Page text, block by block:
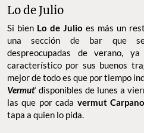
Lo de Julio
Si bien Lo de Julio es más un
una sección de bar que
despreocupadas de verano,
característico por sus buenos
mejor de todo es que por tiempo
Vermut‘ disponibles de lunes a
las que por cada vermut Carpano
tapa a quien lo pida.